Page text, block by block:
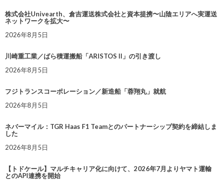
株式会社Univearth、倉吉運送株式会社と資本提携〜山陰エリアへ実運送
ネットワークを拡大〜
2026年8月5日
川崎重工業／ばら積運搬船「ARISTOS II」の引き渡し
2026年8月5日
フジトランスコーポレーション／新造船「蓉翔丸」就航
2026年8月5日
ネバーマイル：TGR Haas F1 Teamとのパートナーシップ契約を締結しま
した
2026年8月5日
【トドケール】マルチキャリア化に向けて、2026年7月よりヤマト運輸
とのAPI連携を開始